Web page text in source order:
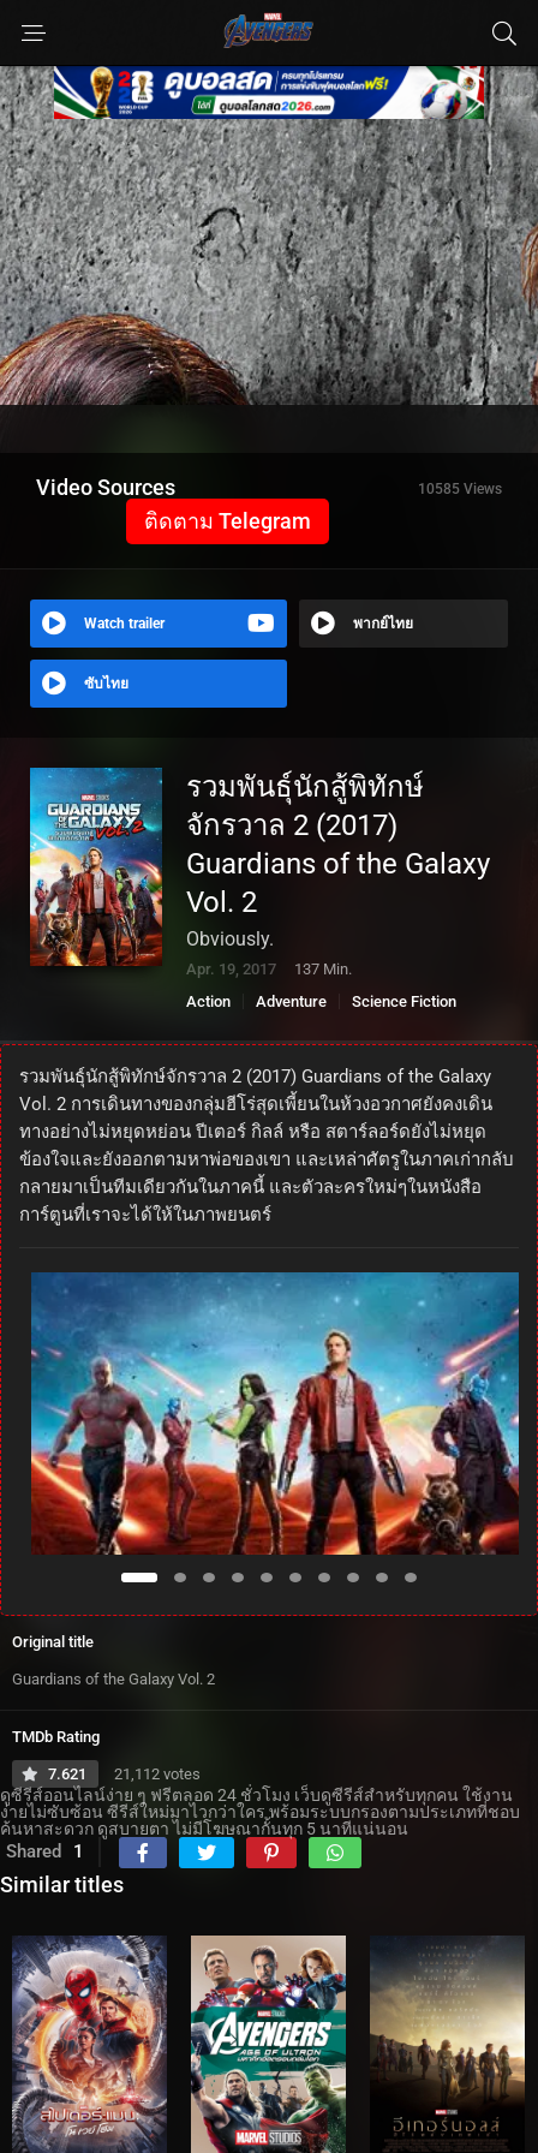
Video Sources 10585 Views
ติดตาม Telegram
Watch trailer พากย์ไทย
ซับไทย
รวมพันธุ์นักสู้พิทักษ์
จักรวาล 2 (2017)
Guardians of the Galaxy
Vol. 2
Obviously.
Apr. 19, 2017
137 Min.
Action
Adventure Science Fiction
รวมพันธุ์นักสู้พิทักษ์จักรวาล 2 (2017) Guardians of the Galaxy
Vol. 2 การเดินทางของกลุ่มฮีโร่สุดเพี้ยนในห้วงอวกาศยังคงเดิน
ทางอย่างไม่หยุดหย่อน ปีเตอร์ กิลล์ หรือ สตาร์ลอร์ดยังไม่หยุด
ข้องใจและยังออกตามหาพ่อของเขา และเหล่าศัตรูในภาคเก่ากลับ
กลายมาเป็นทีมเดียวกันในภาคนี้ และตัวละครใหม่ๆในหนังสือ
การ์ตูนที่เราจะได้ให้ในภาพยนตร์
Original title
Guardians of the Galaxy Vol. 2
TMDb Rating
7.621 21,112 votes
ดูซีรีส์ออนไลน์ง่าย ๆ ฟรีตลอด 24 ชั่วโมง เว็บดูซีรีส์สำหรับทุกคน ใช้งาน
ง่ายไม่ซับซ้อน ซีรีส์ใหม่มาไวกว่าใคร พร้อมระบบกรองตามประเภทที่ชอบ
ค้นหาสะดวก ดูสบายตา ไม่มีโฆษณากั้นทุก 5 นาทีแน่นอน
Shared 1
Similar titles